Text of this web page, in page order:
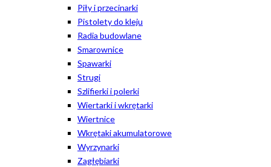
Piły i przecinarki
Pistolety do kleju
Radia budowlane
Smarownice
Spawarki
Strugi
Szlifierki i polerki
Wiertarki i wkrętarki
Wiertnice
Wkrętaki akumulatorowe
Wyrzynarki
Zagłębiarki